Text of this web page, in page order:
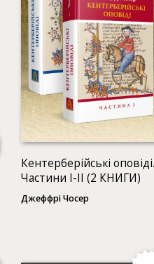
Кентерберійські оповіді.
Частини І-ІІ (2 КНИГИ)
Джеффрі Чосер